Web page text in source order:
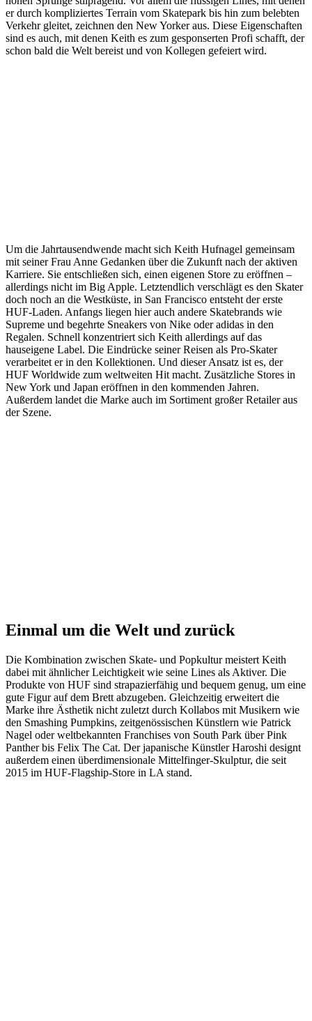
er durch kompliziertes Terrain vom Skatepark bis hin zum belebten
Verkehr gleitet, zeichnen den New Yorker aus. Diese Eigenschaften
sind es auch, mit denen Keith es zum gesponserten Profi schafft, der
schon bald die Welt bereist und von Kollegen gefeiert wird.
Um die Jahrtausendwende macht sich Keith Hufnagel gemeinsam
mit seiner Frau Anne Gedanken über die Zukunft nach der aktiven
Karriere. Sie entschließen sich, einen eigenen Store zu eröffnen –
allerdings nicht im Big Apple. Letztendlich verschlägt es den Skater
doch noch an die Westküste, in San Francisco entsteht der erste
HUF-Laden. Anfangs liegen hier auch andere Skatebrands wie
Supreme und begehrte Sneakers von Nike oder adidas in den
Regalen. Schnell konzentriert sich Keith allerdings auf das
hauseigene Label. Die Eindrücke seiner Reisen als Pro-Skater
verarbeitet er in den Kollektionen. Und dieser Ansatz ist es, der
HUF Worldwide zum weltweiten Hit macht. Zusätzliche Stores in
New York und Japan eröffnen in den kommenden Jahren.
Außerdem landet die Marke auch im Sortiment großer Retailer aus
der Szene.
Einmal um die Welt und zurück
Die Kombination zwischen Skate- und Popkultur meistert Keith
dabei mit ähnlicher Leichtigkeit wie seine Lines als Aktiver. Die
Produkte von HUF sind strapazierfähig und bequem genug, um eine
gute Figur auf dem Brett abzugeben. Gleichzeitig erweitert die
Marke ihre Ästhetik nicht zuletzt durch Kollabos mit Musikern wie
den Smashing Pumpkins, zeitgenössischen Künstlern wie Patrick
Nagel oder weltbekannten Franchises von South Park über Pink
Panther bis Felix The Cat. Der japanische Künstler Haroshi designt
außerdem einen überdimensionale Mittelfinger-Skulptur, die seit
2015 im HUF-Flagship-Store in LA stand.